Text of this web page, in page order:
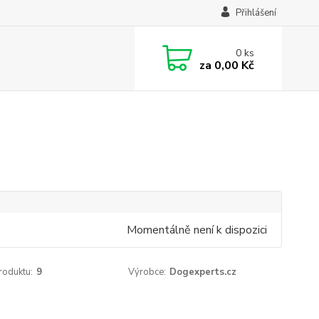
Přihlášení
0ks
za 0,00 Kč
Momentálně není k dispozici
9 Výrobce: Dogexperts.cz